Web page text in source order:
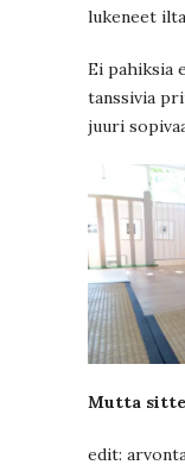
lukeneet
Ei pahiksia
tanssivia
juuri
Mutta
edit: